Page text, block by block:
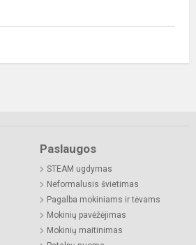
Paslaugos
STEAM ugdymas
Neformalusis švietimas
Pagalba mokiniams ir tėvams
Mokinių pavėžėjimas
Mokinių maitinimas